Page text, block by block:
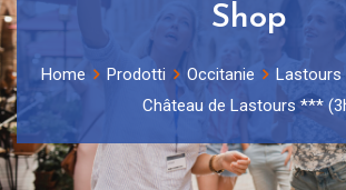
Shop
Home Prodotti Occitanie Lastours
Château de Lastours ***